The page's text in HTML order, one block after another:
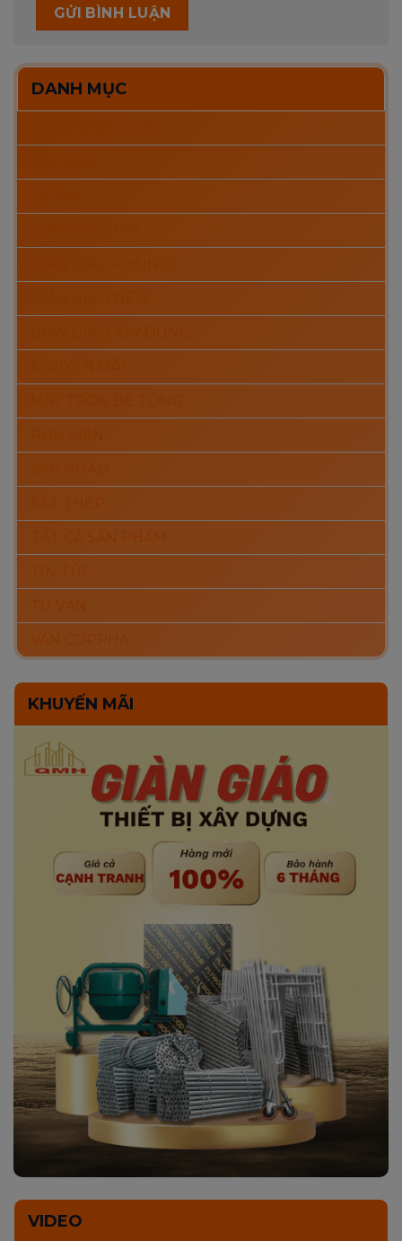
DANH MỤC
VÁN COPPHA
KHUYẾN MÃI
VIDEO